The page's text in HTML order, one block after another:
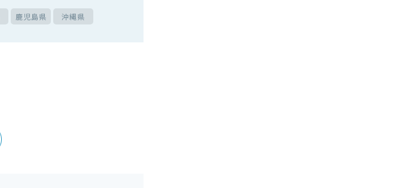
鹿児島県 沖縄県